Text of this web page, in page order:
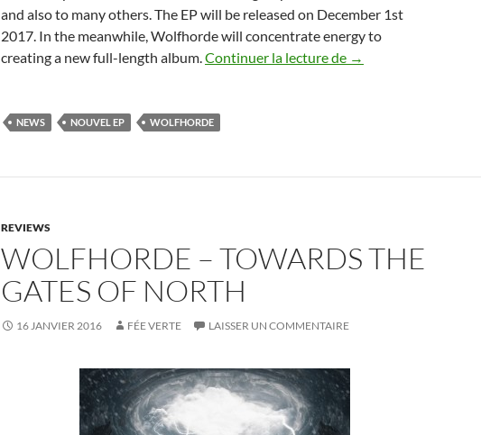
and also to many others. The EP will be released on December 1st
2017. In the meanwhile, Wolfhorde will concentrate energy to
creating a new full-length album.Continuer la lecture de Wolfhorde : Nouvel
→
NEWS NOUVEL EP WOLFHORDE
REVIEWS
WOLFHORDE – TOWARDS THE
GATES OF NORTH
16 JANVIER 2016 FÉE VERTE LAISSER UN COMMENTAIRE